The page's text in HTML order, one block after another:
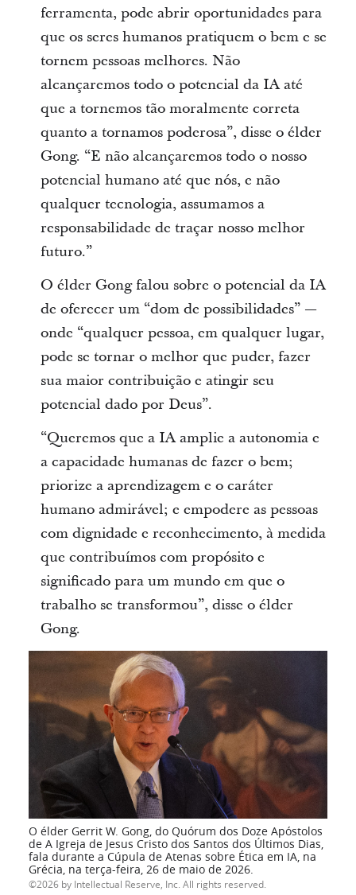
ferramenta, pode abrir oportunidades para
que os seres humanos pratiquem o bem e se
tornem pessoas melhores. Não
alcançaremos todo o potencial da IA até
que a tornemos tão moralmente correta
quanto a tornamos poderosa”, disse o élder
Gong. “E não alcançaremos todo o nosso
potencial humano até que nós, e não
qualquer tecnologia, assumamos a
responsabilidade de traçar nosso melhor
futuro.”
O élder Gong falou sobre o potencial da IA
de oferecer um “dom de possibilidades” —
onde “qualquer pessoa, em qualquer lugar,
pode se tornar o melhor que puder, fazer
sua maior contribuição e atingir seu
potencial dado por Deus”.
“Queremos que a IA amplie a autonomia e
a capacidade humanas de fazer o bem;
priorize a aprendizagem e o caráter
humano admirável; e empodere as pessoas
com dignidade e reconhecimento, à medida
que contribuímos com propósito e
significado para um mundo em que o
trabalho se transformou”, disse o élder
Gong.
O élder Gerrit W. Gong, do Quórum dos Doze Apóstolos
de A Igreja de Jesus Cristo dos Santos dos Últimos Dias,
fala durante a Cúpula de Atenas sobre Ética em IA, na
Grécia, na terça-feira, 26 de maio de 2026.
2026 by Intellectual Reserve, Inc. All rights reserved.